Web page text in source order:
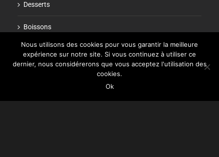
Desserts
Boissons
Nous utilisons des cookies pour vous garantir la meilleure
expérience sur notre site. Si vous continuez à utiliser ce
dernier, nous considérerons que vous acceptez l'utilisation des
cookies.
Ok